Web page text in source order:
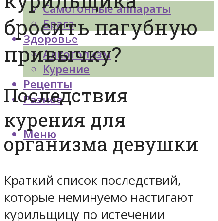
Самогонные аппараты
Брага
Здоровье
Алкоголизм
Курение
Рецепты
Разное
Меню
бросить пагубную
привычку?
Последствия
курения для
организма девушки
Краткий список последствий,
которые неминуемо настигают
курильщицу по истечении